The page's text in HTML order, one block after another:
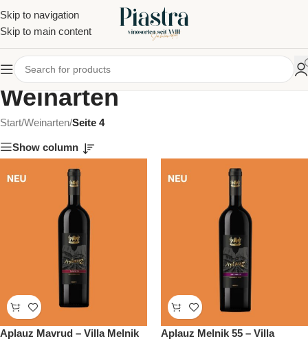
Skip to navigation
Skip to main content
Weinarten
Start/Weinarten/Seite 4
Show column
Aplauz Mavrud – Villa Melnik
Aplauz Melnik 55 – Villa